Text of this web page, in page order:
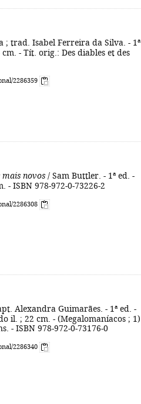
; trad. Isabel Ferreira da Silva. -
- Tít. orig.: Des diables et des
2286359
novos / Sam Buttler. - 1ª ed. -
- ISBN 978-972-0-73226-2
2286308
Alexandra Guimarães. - 1ª ed. -
il. ; 22 cm. - (Megalomaníacos ;
- ISBN 978-972-0-73176-0
2286340